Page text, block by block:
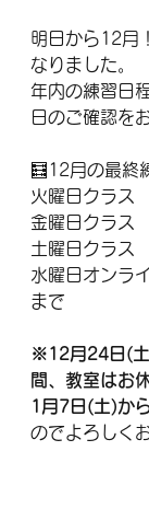
明日から12月
なりました。
年内の練習日
日のご確認を
🧮12月の最終
火曜日クラス
金曜日クラス
土曜日クラス
水曜日オンラ
まで
※12月24日(
間、教室はお
1月7日(土)か
のでよろしく